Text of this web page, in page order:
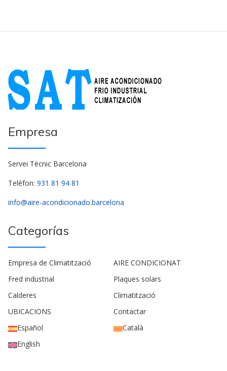
Empresa
Servei Tècnic Barcelona
Telèfon: 931 81 94 81
info@aire-acondicionado.barcelona
Categorías
Empresa de Climatització
AIRE CONDICIONAT
Fred industrial
Plaques solars
Calderes
Climatització
UBICACIONS
Contactar
Español
Català
English